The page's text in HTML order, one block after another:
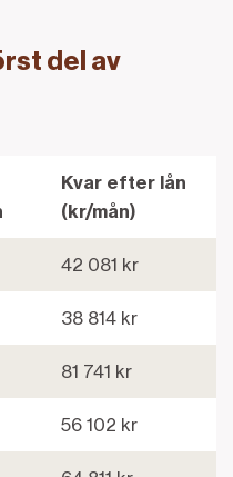
del av
Kvar efter lån
(kr/mån)
42 081 kr
38 814 kr
81 741 kr
56 102 kr